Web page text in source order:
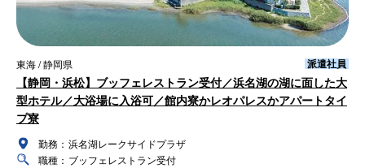
東海 / 静岡県 派遣社員
【静岡・浜松】ブッフェレストラン受付／浜名湖の湖に面した大
型ホテル／大浴場に入浴可／館内寮かレオパレスかアパートタイ
プ寮
勤務： 浜名湖レークサイドプラザ
職種： ブッフェレストラン受付